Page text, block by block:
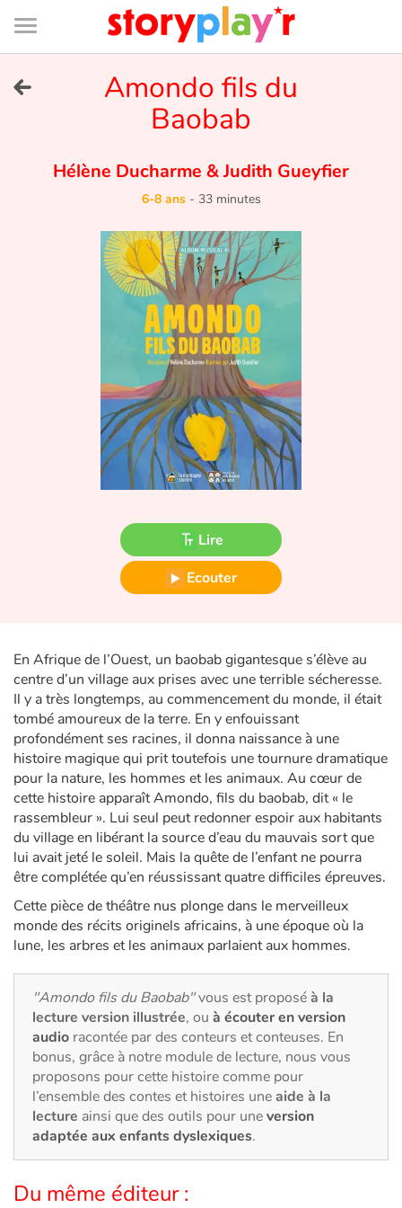
Connexion
Bibliothèque
de
page
Tester gratuitement
Bibliothèque
Contes d'ici et d'ailleurs
Fable, mythe, littérature et poésie
Princesses et princes, rois, reines et dragons
Héroïnes et héros
Écologie, nature, saisons
Voyage, épopée, enquête, aventure
Autour du monde
Apprentissage
Art, espace, activité
Documentaires
En famille
Quotidien et loisirs
Fêtes et évènements
Amour et amitié
Sujets de société
Émotions et sentiments
Amondo fils du
Baobab
Hélène Ducharme &Judith Gueyfier
6-8 ans- 33 minutes
Lire
Ecouter
En Afrique de l’Ouest, un baobab gigantesque s’élève au
centre d’un village aux prises avec une terrible sécheresse.
Il y a très longtemps, au commencement du monde, il était
tombé amoureux de la terre. En y enfouissant
profondément ses racines, il donna naissance à une
histoire magique qui prit toutefois une tournure dramatique
pour la nature, les hommes et les animaux. Au cœur de
cette histoire apparaît Amondo, fils du baobab, dit « le
rassembleur ». Lui seul peut redonner espoir aux habitants
du village en libérant la source d’eau du mauvais sort que
lui avait jeté le soleil. Mais la quête de l’enfant ne pourra
être complétée qu’en réussissant quatre difficiles épreuves.
Cette pièce de théâtre nus plonge dans le merveilleux
monde des récits originels africains, à une époque où la
lune, les arbres et les animaux parlaient aux hommes.
"Amondo fils du Baobab"vous est proposéà la
lecture version illustrée, ou à écouter en version
audio racontée par des conteurs et conteuses. En
bonus, grâce à notre module de lecture, nous vous
proposons pour cette histoire comme pour
l’ensemble des contes et histoires uneaide à la
lecture ainsi que des outils pour uneversion
adaptée aux enfants dyslexiques.
Du même éditeur :